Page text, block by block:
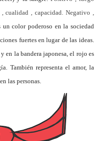
cualidad , capacidad. Negativo ,
un color poderoso en la sociedad
fuertes en lugar de las ideas.
en la bandera japonesa, el rojo es
También representa el amor, la
las personas.